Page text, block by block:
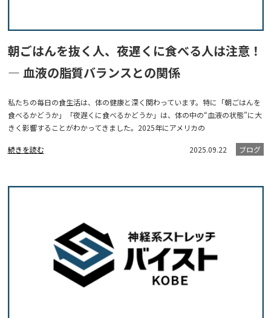
朝ごはんを抜く人、夜遅くに食べる人は注意！
― 血液の脂質バランスとの関係
私たちの毎日の食生活は、体の健康と深く関わっています。特に「朝ごはんを
食べるかどうか」「夜遅くに食べるかどうか」は、体の中の“血液の状態”に大
きく影響することがわかってきました。2025年にアメリカの
続きを読む 2025.09.22 ブログ